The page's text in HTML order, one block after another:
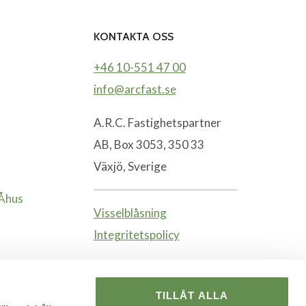
TILLÅT ALLA
KONTAKTA OSS
+46 10-551 47 00
info@arcfast.se
A.R.C. Fastighetspartner
AB, Box 3053, 350 33
Växjö, Sverige
Visselblåsning
Integritetspolicy